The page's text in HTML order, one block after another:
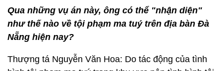
Qua những vụ án này, ông có thể "nhận diện"
như thế nào về tội phạm ma tuý trên địa bàn Đà
Nẵng hiện nay?
Thượng tá Nguyễn Văn Hoa: Do tác động của tình